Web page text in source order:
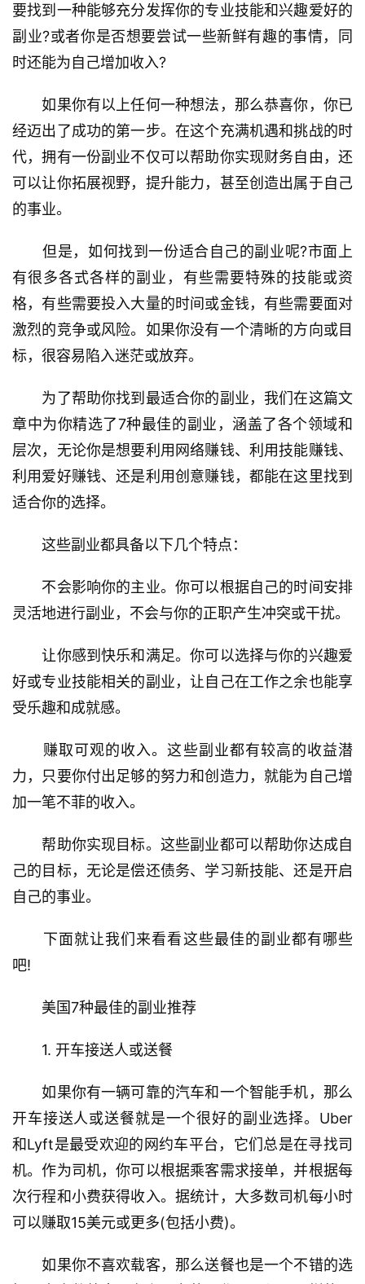
要找到一种能够充分发挥你的专业技能和兴趣爱好的
副业?或者你是否想要尝试一些新鲜有趣的事情，同
时还能为自己增加收入?
如果你有以上任何一种想法，那么恭喜你，你已
经迈出了成功的第一步。在这个充满机遇和挑战的时
代，拥有一份副业不仅可以帮助你实现财务自由，还
可以让你拓展视野，提升能力，甚至创造出属于自己
的事业。
但是，如何找到一份适合自己的副业呢?市面上
有很多各式各样的副业，有些需要特殊的技能或资
格，有些需要投入大量的时间或金钱，有些需要面对
激烈的竞争或风险。如果你没有一个清晰的方向或目
标，很容易陷入迷茫或放弃。
为了帮助你找到最适合你的副业，我们在这篇文
章中为你精选了7种最佳的副业，涵盖了各个领域和
层次，无论你是想要利用网络赚钱、利用技能赚钱、
利用爱好赚钱、还是利用创意赚钱，都能在这里找到
适合你的选择。
这些副业都具备以下几个特点：
不会影响你的主业。你可以根据自己的时间安排
灵活地进行副业，不会与你的正职产生冲突或干扰。
让你感到快乐和满足。你可以选择与你的兴趣爱
好或专业技能相关的副业，让自己在工作之余也能享
受乐趣和成就感。
赚取可观的收入。这些副业都有较高的收益潜
力，只要你付出足够的努力和创造力，就能为自己增
加一笔不菲的收入。
帮助你实现目标。这些副业都可以帮助你达成自
己的目标，无论是偿还债务、学习新技能、还是开启
自己的事业。
下面就让我们来看看这些最佳的副业都有哪些
吧!
美国7种最佳的副业推荐
1. 开车接送人或送餐
如果你有一辆可靠的汽车和一个智能手机，那么
开车接送人或送餐就是一个很好的副业选择。Uber
和Lyft是最受欢迎的网约车平台，它们总是在寻找司
机。作为司机，你可以根据乘客需求接单，并根据每
次行程和小费获得收入。据统计，大多数司机每小时
可以赚取15美元或更多(包括小费)。
如果你不喜欢载客，那么送餐也是一个不错的选